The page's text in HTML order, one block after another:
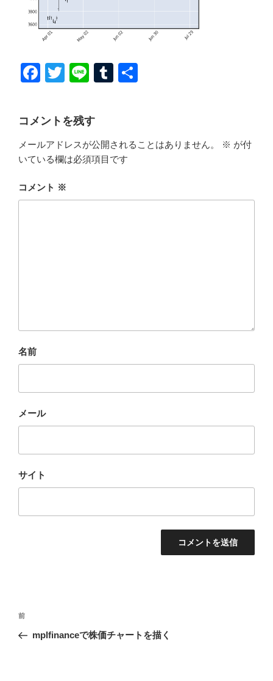
F
c
e
b
o
o
T
tt
er
Li
e
T
r
コメントを残す
メールアドレスが公開されることはありません。 ※ が付
いている欄は必須項目です
コメント ※
名前
メール
サイト
投
ナ
前
の
前
mplfinanceで株価チャートを描く